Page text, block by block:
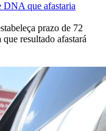
DNA que afastaria
prazo de 72
resultado afastará